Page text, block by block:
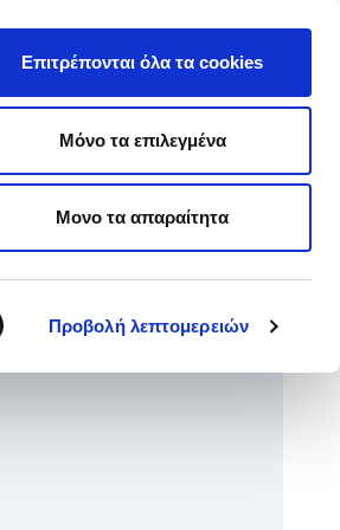
Προβολή λεπτομερειών
Επιτρέπονται όλα τα cookies
Μόνο τα επιλεγμένα
Μονο τα απαραίτητα
ΥΙΟΘΕΣΙΑ ΚΑΝΕ ΔΩΡΕΑ
EΛ